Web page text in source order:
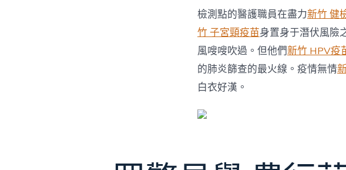
檢測點的醫護職員在盡力新竹 健
竹 子宮頸疫苗身置身于潛伏風險
風嗖嗖吹過。但他們新竹 HPV疫
的肺炎篩查的最火線。疫情無情
白衣好漢。